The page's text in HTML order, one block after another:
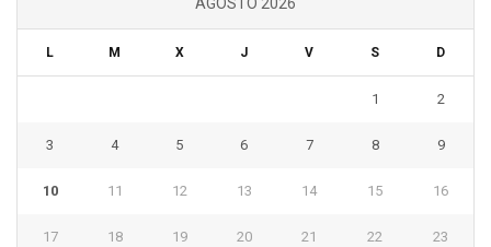
L M X J V S D
1 2
3 4 5 6 7 8 9
10 11 12 13 14 15 16
17 18 19 20 21 22 23